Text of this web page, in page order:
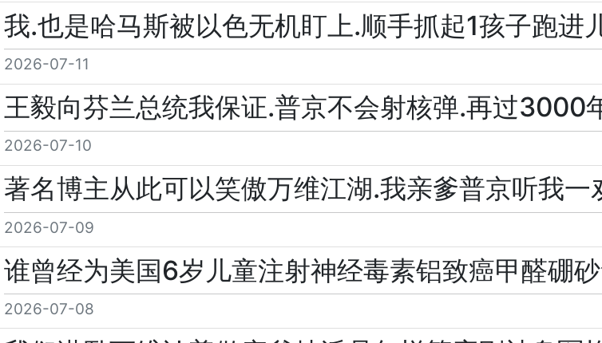
我.也是哈马斯被以色无机盯上.顺手抓起1孩子跑进
2026-07-11
王毅向芬兰总统我保证.普京不会射核弹.再过3000
2026-07-10
著名博主从此可以笑傲万维江湖.我亲爹普京听我一
2026-07-09
谁曾经为美国6岁儿童注射神经毒素铝致癌甲醛硼
2026-07-08